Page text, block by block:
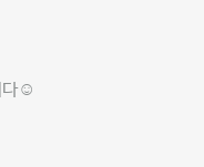
다☺️